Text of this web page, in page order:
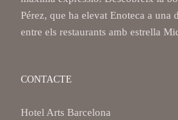
Pérez, que ha elevat Enoteca a una
entre els restaurants amb estrella
CONTACTE
Hotel Arts Barcelona